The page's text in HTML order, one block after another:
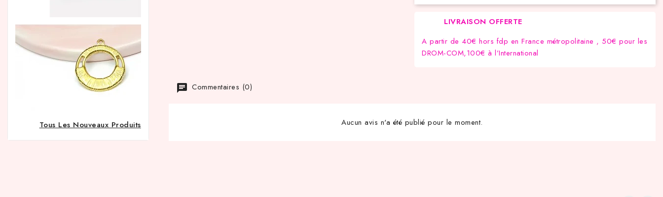
Tous Les Nouveaux Produits
LIVRAISON OFFERTE
A partir de 40€ hors fdp en France métropolitaine , 50€ pour les
DROM-COM,100€ à l’International
Commentaires (0)
Aucun avis n'a été publié pour le moment.